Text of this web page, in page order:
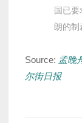
国已
朗的制
Source: 孟晚
尔街日报